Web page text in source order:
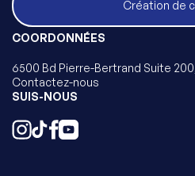
Création de
COORDONNÉES
6500 Bd Pierre-Bertrand Suite
Contactez-nous
SUIS-NOUS